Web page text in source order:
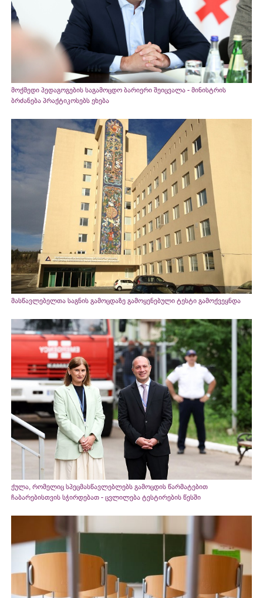
მოქმედი პედაგოგების საგამოცდო ბარიერი შეიცვალა - მინისტრის
ბრძანება პრაქტიკოსებს ეხება
მასწავლებელთა საგნის გამოცდაზე გამოყენებული ტესტი გამოქვეყნდა
ქულა, რომელიც სპეცმასწავლებლებს გამოცდის წარმატებით
ჩაბარებისთვის სჭირდებათ - ცვლილება ტესტირების წესში